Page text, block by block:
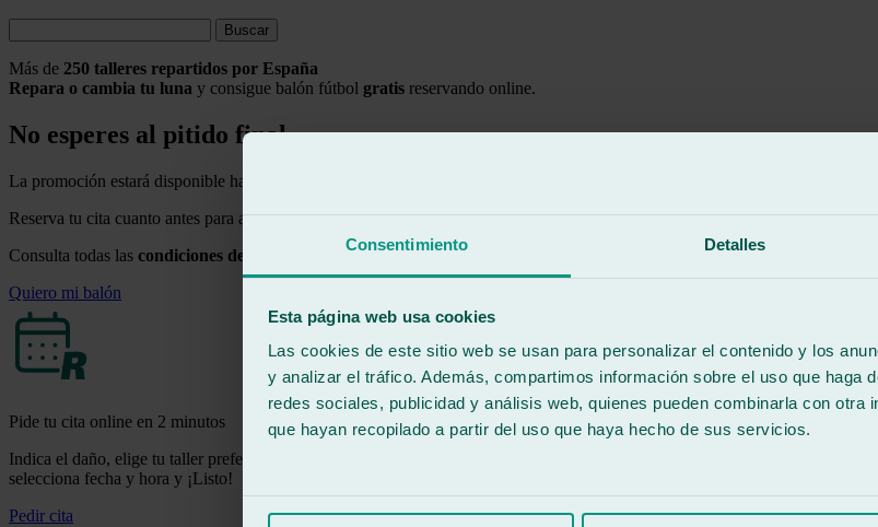
Consentimiento Detalles
Esta página web usa cookies
Las cookies de este sitio web se usan para personalizar el contenido y los
y analizar el tráfico. Además, compartimos información sobre el uso que haga
redes sociales, publicidad y análisis web, quienes pueden combinarla con otra
que hayan recopilado a partir del uso que haya hecho de sus servicios.
Buscar
Más de 250 talleres repartidos por España
Repara o cambia tu luna y consigue balón fútbol gratis reservando online.
No esperes al pitido final
La promoción estará disponible hasta el 26 de julio de 2026 o hasta agotar existencias.
Reserva tu cita cuanto antes para asegurarte tu balón.
Consulta todas las condiciones de la promoción aquí.
Quiero mi balón
Pide tu cita online en 2 minutos
Indica el daño, elige tu taller preferido
selecciona fecha y hora y ¡Listo!
Pedir cita